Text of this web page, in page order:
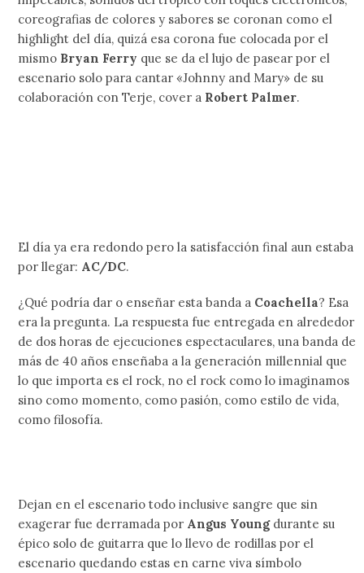
coreografias de colores y sabores se coronan como el
highlight del día, quizá esa corona fue colocada por el
mismo Bryan Ferry que se da el lujo de pasear por el
escenario solo para cantar «Johnny and Mary» de su
colaboración con Terje, cover a Robert Palmer.
El día ya era redondo pero la satisfacción final aun estaba
por llegar: AC/DC.
¿Qué podría dar o enseñar esta banda a Coachella? Esa
era la pregunta. La respuesta fue entregada en alrededor
de dos horas de ejecuciones espectaculares, una banda de
más de 40 años enseñaba a la generación millennial que
lo que importa es el rock, no el rock como lo imaginamos
sino como momento, como pasión, como estilo de vida,
como filosofía.
Dejan en el escenario todo inclusive sangre que sin
exagerar fue derramada por Angus Youngdurante su
épico solo de guitarra que lo llevo de rodillas por el
escenario quedando estas en carne viva símbolo